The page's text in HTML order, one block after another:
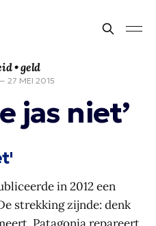
• geld
27 MEI 2015
jas niet’
in 2012 een
strekking zijnde: denk
Patagonia repareert